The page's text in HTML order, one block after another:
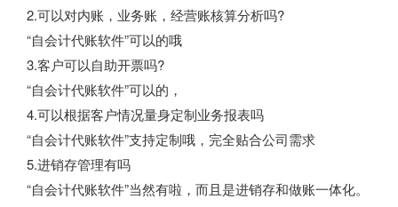
2.可以对内账，业务账，经营账核算分析吗?
“自会计代账软件”可以的哦
3.客户可以自助开票吗?
“自会计代账软件”可以的，
4.可以根据客户情况量身定制业务报表吗
“自会计代账软件”支持定制哦，完全贴合公司需求
5.进销存管理有吗
“自会计代账软件”当然有啦，而且是进销存和做账一体化。